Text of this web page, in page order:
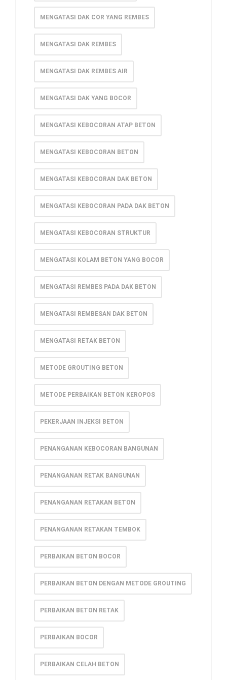
MENGATASI DAK COR YANG REMBES
MENGATASI DAK REMBES
MENGATASI DAK REMBES AIR
MENGATASI DAK YANG BOCOR
MENGATASI KEBOCORAN ATAP BETON
MENGATASI KEBOCORAN BETON
MENGATASI KEBOCORAN DAK BETON
MENGATASI KEBOCORAN PADA DAK BETON
MENGATASI KEBOCORAN STRUKTUR
MENGATASI KOLAM BETON YANG BOCOR
MENGATASI REMBES PADA DAK BETON
MENGATASI REMBESAN DAK BETON
MENGATASI RETAK BETON
METODE GROUTING BETON
METODE PERBAIKAN BETON KEROPOS
PEKERJAAN INJEKSI BETON
PENANGANAN KEBOCORAN BANGUNAN
PENANGANAN RETAK BANGUNAN
PENANGANAN RETAKAN BETON
PENANGANAN RETAKAN TEMBOK
PERBAIKAN BETON BOCOR
PERBAIKAN BETON DENGAN METODE GROUTING
PERBAIKAN BETON RETAK
PERBAIKAN BOCOR
PERBAIKAN CELAH BETON